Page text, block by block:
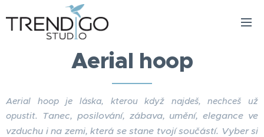
Aerial hoop
Aerial hoop je láska, kterou když najdeš, nechceš už
opustit.
Tanec, posilování, zábava, umění, elegance ve
vzduchu i na zemi, která se stane tvojí součástí. Vyber si